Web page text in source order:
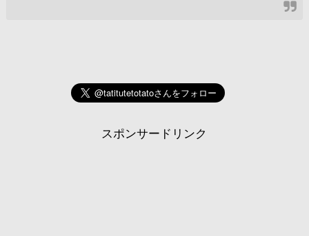
スポンサードリンク